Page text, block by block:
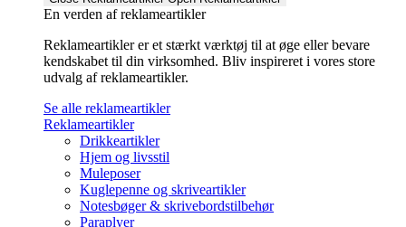
En verden af reklameartikler ​
Reklameartikler er et stærkt værktøj til at øge eller bevare
kendskabet til din virksomhed. Bliv inspireret i vores store
udvalg af reklameartikler.
Se alle reklameartikler
Reklameartikler
Drikkeartikler
Hjem og livsstil
Muleposer
Kuglepenne og skriveartikler
Notesbøger & skrivebordstilbehør
Paraplyer